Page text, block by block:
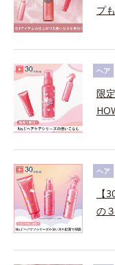
プ
ヘア
限
ヘア
【
の